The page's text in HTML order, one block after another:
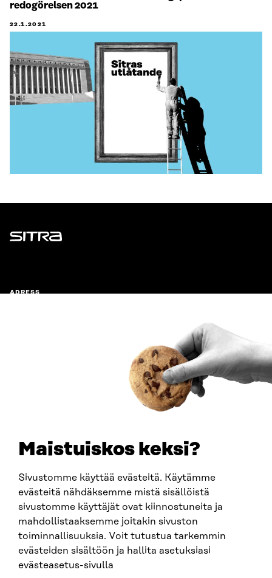
Maistuiskos keksi?
Sivustomme käyttää evästeitä. Käytämme
evästeitä nähdäksemme mistä sisällöistä
sivustomme käyttäjät ovat kiinnostuneita ja
mahdollistaaksemme joitakin sivuston
toiminnallisuuksia. Voit tutustua tarkemmin
evästeiden sisältöön ja hallita asetuksiasi
evästeasetus-sivulla
redogörelsen 2021
22.1.2021
Sitra
ADRESS
fornamn.efternamn@sitra.fi
SITRA PÅ SOCIALA MEDIER
LinkedIn
Instagram
YouTube